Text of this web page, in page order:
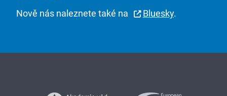
Nově nás naleznete také na Bluesky.